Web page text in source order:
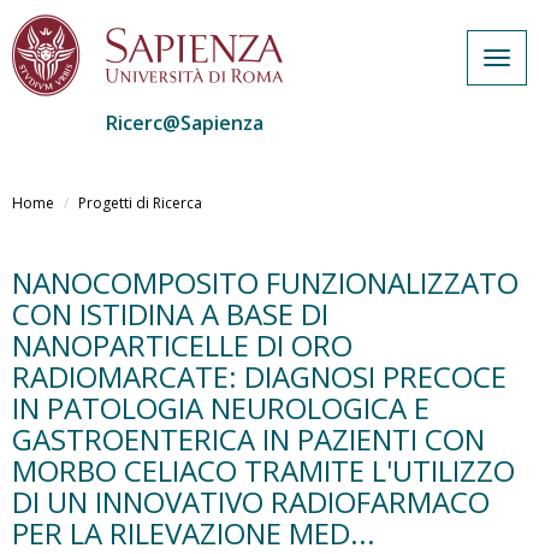
al
Ricerc@Sapienza
Home Progetti di Ricerca
NANOCOMPOSITO FUNZIONALIZZATO
CON ISTIDINA A BASE DI
NANOPARTICELLE DI ORO
RADIOMARCATE: DIAGNOSI PRECOCE
IN PATOLOGIA NEUROLOGICA E
GASTROENTERICA IN PAZIENTI CON
MORBO CELIACO TRAMITE L'UTILIZZO
DI UN INNOVATIVO RADIOFARMACO
PER LA RILEVAZIONE MED...